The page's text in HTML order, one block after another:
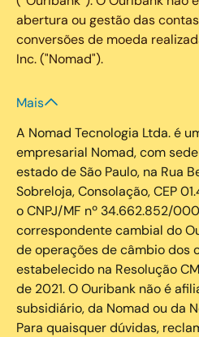
abertura ou gestão das
conversões de moeda
Inc. ("Nomad").
Mais
A Nomad Tecnologia Ltda. é
empresarial Nomad, com
estado de São Paulo, na Rua
Sobreloja, Consolação, CEP
o CNPJ/MF nº 34.662.852/
correspondente cambial do
de operações de câmbio dos
estabelecido na Resolução
de 2021. O Ouribank não é
subsidiário, da Nomad ou da
Para quaisquer dúvidas,